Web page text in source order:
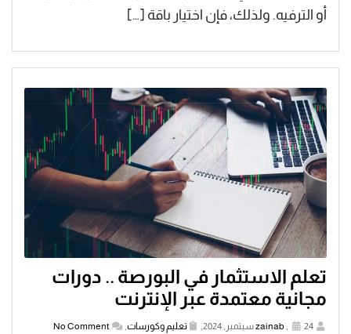
أو الترفيه. ولذلك، فإن اختيار باقة […]
تعلم الاستثمار في البورصة .. دورات
مجانية معتمدة عبر الإنترنت
zainab 24 سبتمبر, 2024, تعليم وكورسات No Comment